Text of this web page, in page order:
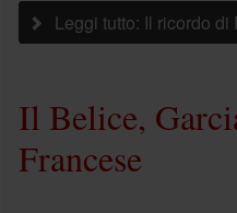
Leggi tutto: Il ricordo
Il Belice,
Francese